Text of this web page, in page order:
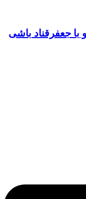
با جعفرقناد باشی